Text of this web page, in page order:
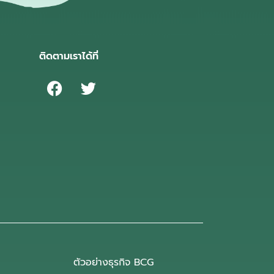
ติดตามเราได้ที่
ตัวอย่างธุรกิจ BCG